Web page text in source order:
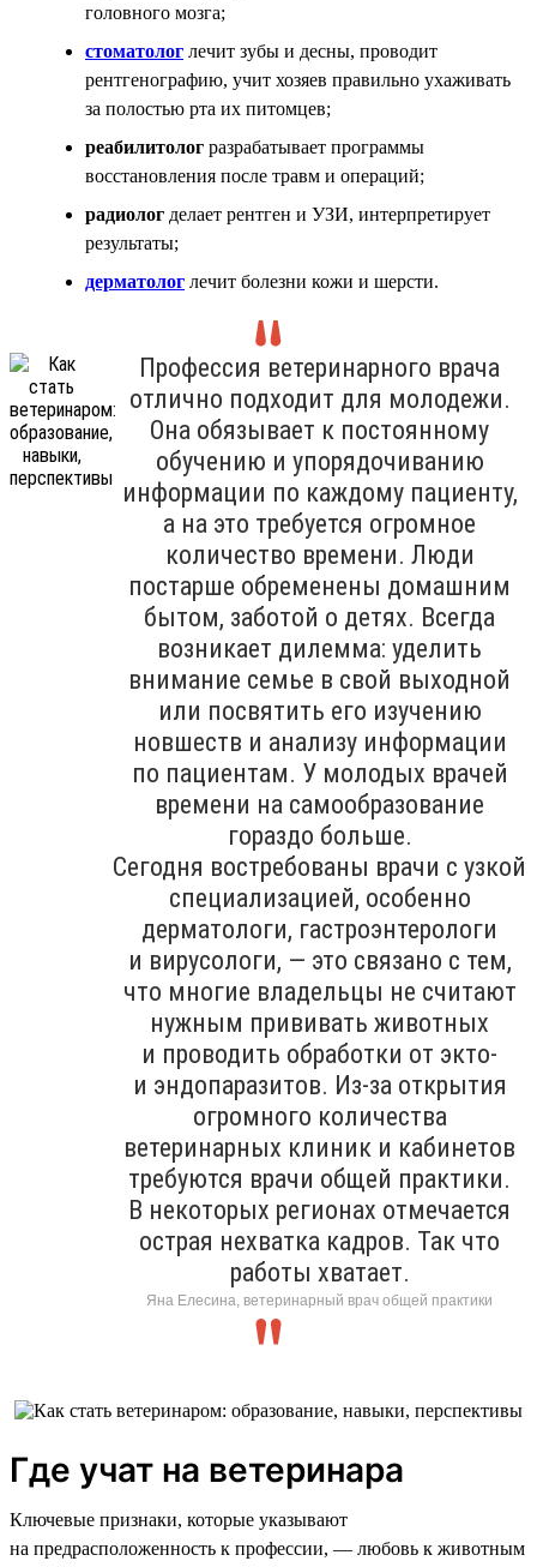
головного мозга;
стоматолог лечит зубы и десны, проводит
рентгенографию, учит хозяев правильно ухаживать
за полостью рта их питомцев;
реабилитолог разрабатывает программы
восстановления после травм и операций;
радиолог делает рентген и УЗИ, интерпретирует
результаты;
дерматолог лечит болезни кожи и шерсти.
Профессия ветеринарного врача
отлично подходит для молодежи.
Она обязывает к постоянному
обучению и упорядочиванию
информации по каждому пациенту,
а на это требуется огромное
количество времени. Люди
постарше обременены домашним
бытом, заботой о детях. Всегда
возникает дилемма: уделить
внимание семье в свой выходной
или посвятить его изучению
новшеств и анализу информации
по пациентам. У молодых врачей
времени на самообразование
гораздо больше.
Сегодня востребованы врачи с узкой
специализацией, особенно
дерматологи, гастроэнтерологи
и вирусологи, — это связано с тем,
что многие владельцы не считают
нужным прививать животных
и проводить обработки от экто-
и эндопаразитов. Из-за открытия
огромного количества
ветеринарных клиник и кабинетов
требуются врачи общей практики.
В некоторых регионах отмечается
острая нехватка кадров. Так что
работы хватает.
Яна Елесина, ветеринарный врач общей практики
Где учат на ветеринара
Ключевые признаки, которые указывают
на предрасположенность к профессии, — любовь к животным